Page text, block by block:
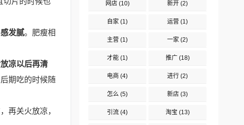
发腻。肥瘦相
凉以后再清
期吃的时候随
再关火放凉，
网店(10) 新开 (2)
自家 (1) 运营 (1)
主营 (1) 一家 (2)
才能 (1) 推广(18)
电商 (4) 进行 (2)
怎么 (5) 新店 (3)
引流 (4) 淘宝 (13)